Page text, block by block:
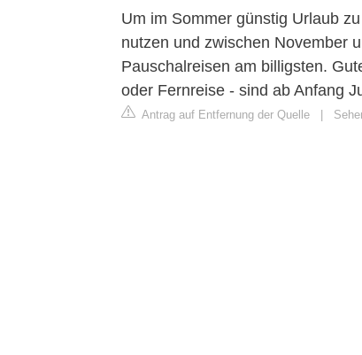
Um im Sommer günstig Urlaub
nutzen und zwischen November
Pauschalreisen am billigsten.
oder Fernreise - sind ab Anfang
Antrag auf Entfernung der Quelle